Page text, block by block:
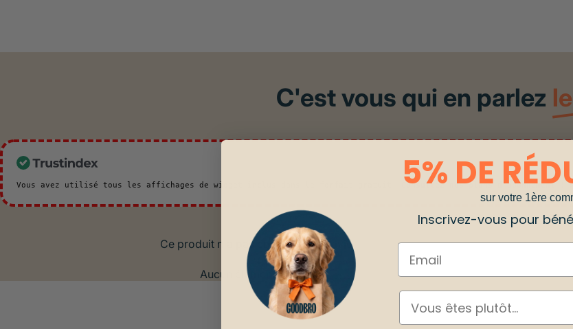
C'est vous qui en parlez
Vous avez utilisé tous les affichages de widget inclus dans le forfait gratuit. Consultez nos plans d'abonnement !
Ce produit n'a pas encore reçu d'avis
Aucun élément trouvé
5% DE
sur votre 1ère
Inscrivez-vous pour
Email
ESPÈCE